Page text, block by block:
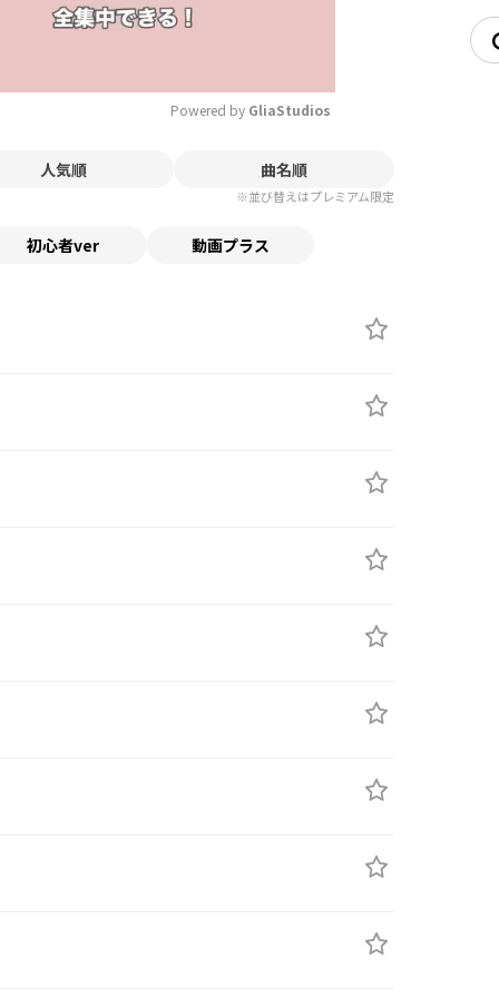
Mute
Powered by GliaStudios
人気順 曲名順
※並び替えはプレミアム限定
初心者ver 動画プラス